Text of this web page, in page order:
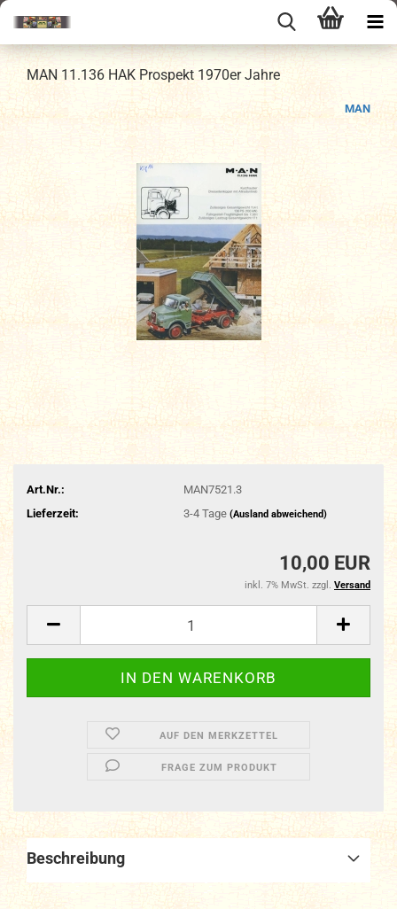
MAN 11.136 HAK Prospekt 1970er Jahre
MAN
Art.Nr.:
MAN7521.3
Lieferzeit:
3-4 Tage (Ausland abweichend)
10,00 EUR
inkl. 7% MwSt. zzgl. Versand
AUF DEN MERKZETTEL
FRAGE ZUM PRODUKT
Beschreibung